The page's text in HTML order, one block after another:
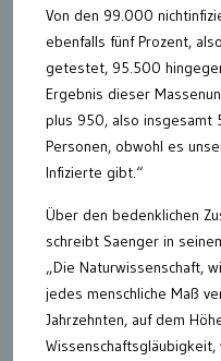
Von den 99.000
ebenfalls fünf Prozent,
getestet, 95.500
Ergebnis dieser
plus 950, also
Personen, obwohl es
Infizierte gibt.“
Über den bedenklichen
schreibt Saenger in
„Die Naturwissenschaft,
jedes menschliche Maß
Jahrzehnten, auf dem